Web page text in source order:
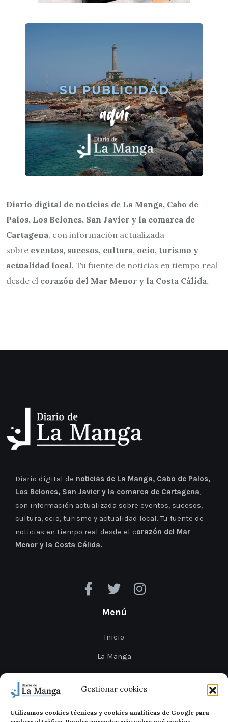
Gestionar cookies
Utilizamos cookies técnicas y cookies analíticas de Google para
Diario digital de noticias de La Manga, Cabo de
Palos, Los Belones, San Javier y la comarca de
Cartagena, con información actualizada
sobre eventos, sucesos, cultura, ocio, turismo y
actualidad local. Tu fuente de noticias en tiempo real
desde el corazón del Mar Menor y la Costa Cálida.
Diario digital de noticias de La Manga, Cabo de Palos,
Los Belones, San Javier y la comarca de Cartagena,
con información actualizada sobre eventos, sucesos,
cultura, ocio, turismo y actualidad local. Tu fuente de
noticias en tiempo real desde el corazón del Mar
Menor y la Costa Cálida.
Menú
Inicio
La Manga
Cabo de Palos
Cartagena